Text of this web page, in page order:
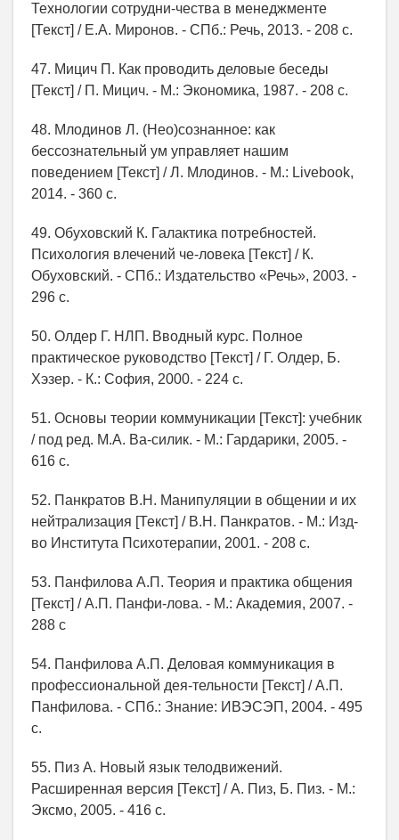
Технологии сотрудни-чества в менеджменте
[Текст] / Е.А. Миронов. - СПб.: Речь, 2013. - 208 с.
47. Мицич П. Как проводить деловые беседы
[Текст] / П. Мицич. - М.: Экономика, 1987. - 208 с.
48. Млодинов Л. (Нео)сознанное: как
бессознательный ум управляет нашим
поведением [Текст] / Л. Млодинов. - М.: Livebook,
2014. - 360 с.
49. Обуховский К. Галактика потребностей.
Психология влечений че-ловека [Текст] / К.
Обуховский. - СПб.: Издательство «Речь», 2003. -
296 с.
50. Олдер Г. НЛП. Вводный курс. Полное
практическое руководство [Текст] / Г. Олдер, Б.
Хэзер. - К.: София, 2000. - 224 с.
51. Основы теории коммуникации [Текст]: учебник
/ под ред. М.А. Ва-силик. - М.: Гардарики, 2005. -
616 c.
52. Панкратов В.Н. Манипуляции в общении и их
нейтрализация [Текст] / В.Н. Панкратов. - М.: Изд-
во Института Психотерапии, 2001. - 208 с.
53. Панфилова А.П. Теория и практика общения
[Текст] / А.П. Панфи-лова. - М.: Академия, 2007. -
288 с
54. Панфилова А.П. Деловая коммуникация в
профессиональной дея-тельности [Текст] / А.П.
Панфилова. - СПб.: Знание: ИВЭСЭП, 2004. - 495
с.
55. Пиз А. Новый язык телодвижений.
Расширенная версия [Текст] / А. Пиз, Б. Пиз. - М.:
Эксмо, 2005. - 416 с.